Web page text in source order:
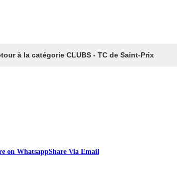
à la catégorie CLUBS - TC de Saint-Prix
on WhatsappShare Via Email